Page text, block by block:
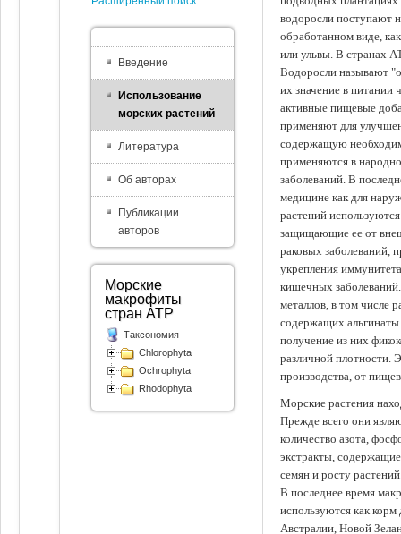
водоросли поступают
обработанном виде,
или ульвы. В странах
Водоросли называют
их значение в питании
активные пищевые
применяют для
содержащую
применяются в
заболеваний. В
медицине как для
растений
защищающие ее от
раковых заболеваний,
укрепления
кишечных
металлов, в том числе
содержащих
получение из них
различной плотности.
производства, от
Морские растения
Прежде всего они
количество азота,
экстракты,
семян и росту
В последнее время
используются как
Австралии, Новой
Введение
Использование
морских растений
Литература
Об авторах
Публикации
авторов
Морские
макрофиты
стран АТР
Таксономия
Chlorophyta
Ochrophyta
Rhodophyta